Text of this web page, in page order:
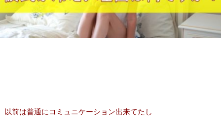
以前は普通にコミュニケーション出来てたし